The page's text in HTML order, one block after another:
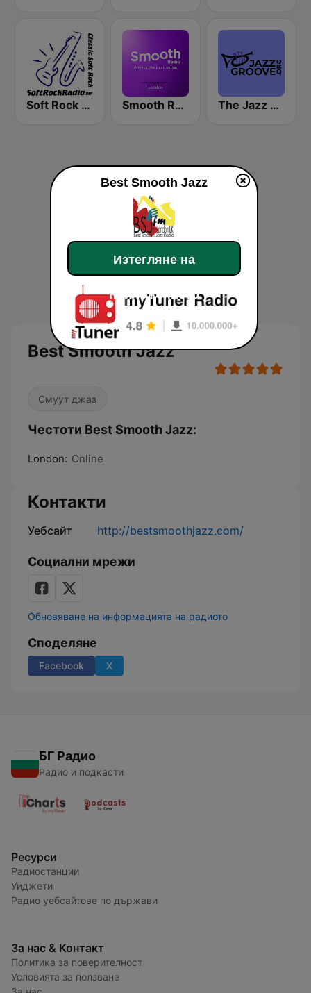
Soft Rock Radio Smooth Radio London The Jazz Groove (Mix #1)
Best Smooth Jazz
Смуут джаз
Честоти Best Smooth Jazz:
London: Online
Контакти
Уебсайт http://bestsmoothjazz.com/
Социални мрежи
Обновяване на информацията на радиото
Споделяне
Facebook X
БГ Радио
Радио и подкасти
Ресурси
Радиостанции
Уиджети
Радио уебсайтове по държави
За нас & Контакт
Политика за поверителност
Условията за ползване
Best Smooth Jazz
Изтегляне на
приложението